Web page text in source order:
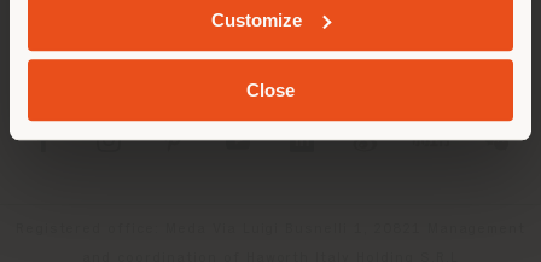
Customize
Close